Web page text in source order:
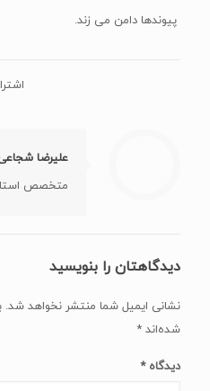
پیوندها دامن می زند.
علیرضا
متخصص
دیدگاهتان را بنویسید
نشانی ایمیل شما منتشر نخواهد شد.
شده‌اند *
دیدگاه*